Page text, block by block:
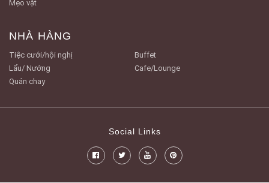
Mẹo vặt
NHÀ HÀNG
Tiệc cưới/hội nghị
Buffet
Lẩu/ Nướng
Cafe/Lounge
Quán chay
Social Links